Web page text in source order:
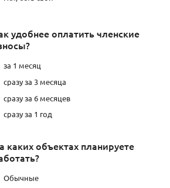
удобнее оплатить членские
за 1 месяц
сразу за 3 месяца
сразу за 6 месяцев
сразу за 1 год
каких объектах планируете
Обычные